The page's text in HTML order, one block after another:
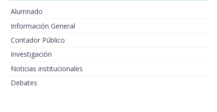
Alumnado
Información General
Contador Público
Investigación
Noticias institucionales
Debates